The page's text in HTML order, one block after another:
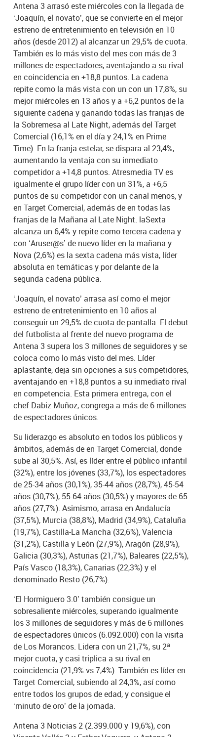
Antena 3 arrasó este miércoles con la llegada de
‘Joaquín, el novato’, que se convierte en el mejor
estreno de entretenimiento en televisión en 10
años (desde 2012) al alcanzar un 29,5% de cuota.
También es lo más visto del mes con más de 3
millones de espectadores, aventajando a su rival
en coincidencia en +18,8 puntos. La cadena
repite como la más vista con un con un 17,8%, su
mejor miércoles en 13 años y a +6,2 puntos de la
siguiente cadena y ganando todas las franjas de
la Sobremesa al Late Night, además del Target
Comercial (16,1% en el día y 24,1% en Prime
Time). En la franja estelar, se dispara al 23,4%,
aumentando la ventaja con su inmediato
competidor a +14,8 puntos. Atresmedia TV es
igualmente el grupo líder con un 31%, a +6,5
puntos de su competidor con un canal menos, y
en Target Comercial, además de en todas las
franjas de la Mañana al Late Night. laSexta
alcanza un 6,4% y repite como tercera cadena y
con ‘Aruser@s’ de nuevo líder en la mañana y
Nova (2,6%) es la sexta cadena más vista, líder
absoluta en temáticas y por delante de la
segunda cadena pública.
‘Joaquín, el novato’ arrasa así como el mejor
estreno de entretenimiento en 10 años al
conseguir un 29,5% de cuota de pantalla. El debut
del futbolista al frente del nuevo programa de
Antena 3 supera los 3 millones de seguidores y se
coloca como lo más visto del mes. Líder
aplastante, deja sin opciones a sus competidores,
aventajando en +18,8 puntos a su inmediato rival
en competencia. Esta primera entrega, con el
chef Dabiz Muñoz, congrega a más de 6 millones
de espectadores únicos.
Su liderazgo es absoluto en todos los públicos y
ámbitos, además de en Target Comercial, donde
sube al 30,5%. Así, es líder entre el público infantil
(32%), entre los jóvenes (33,7%), los espectadores
de 25-34 años (30,1%), 35-44 años (28,7%), 45-54
años (30,7%), 55-64 años (30,5%) y mayores de 65
años (27,7%). Asimismo, arrasa en Andalucía
(37,5%), Murcia (38,8%), Madrid (34,9%), Cataluña
(19,7%), Castilla-La Mancha (32,6%), Valencia
(31,2%), Castilla y León (27,9%), Aragón (28,9%),
Galicia (30,3%), Asturias (21,7%), Baleares (22,5%),
País Vasco (18,3%), Canarias (22,3%) y el
denominado Resto (26,7%).
‘El Hormiguero 3.0’ también consigue un
sobresaliente miércoles, superando igualmente
los 3 millones de seguidores y más de 6 millones
de espectadores únicos (6.092.000) con la visita
de Los Morancos. Lidera con un 21,7%, su 2ª
mejor cuota, y casi triplica a su rival en
coincidencia (21,9% vs 7,4%). También es líder en
Target Comercial, subiendo al 24,3%, así como
entre todos los grupos de edad, y consigue el
‘minuto de oro’ de la jornada.
Antena 3 Noticias 2 (2.399.000 y 19,6%), con